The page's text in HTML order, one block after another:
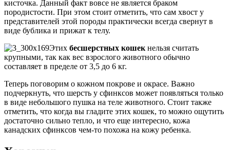
кисточка. Данный факт вовсе не является браком
породистости. При этом стоит отметить, что сам хвост у
представителей этой породы практически всегда свернут в
виде бублика и прижат к телу.
Этих бесшерстных кошек нельзя считать
крупными, так как вес взрослого животного обычно
составляет в пределе от 3,5 до 6 кг.
Теперь поговорим о кожном покрове и окрасе. Важно
подчеркнуть, что шерсть у сфинксов может появляться только
в виде небольшого пушка на теле животного. Стоит также
отметить, что когда вы гладите этих кошек, то можно ощутить
достаточно сильно тепло, и что еще интересно, кожа
канадских сфинксов чем-то похожа на кожу ребенка.